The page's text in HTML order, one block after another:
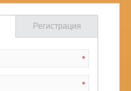
Регистрация
*
*